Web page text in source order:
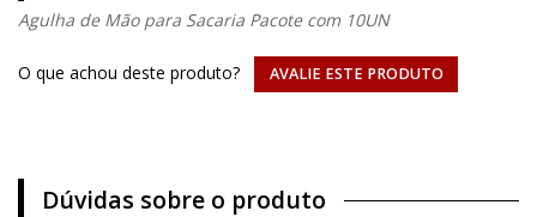
Agulha de Mão para Sacaria Pacote com 10UN
O que achou deste produto? AVALIE ESTE PRODUTO
Dúvidas sobre o produto